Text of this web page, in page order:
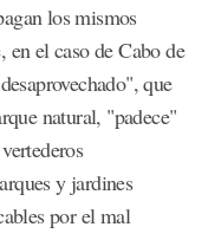
los mismos
el caso de Cabo de
que
natural, "padece"
y jardines
por el mal